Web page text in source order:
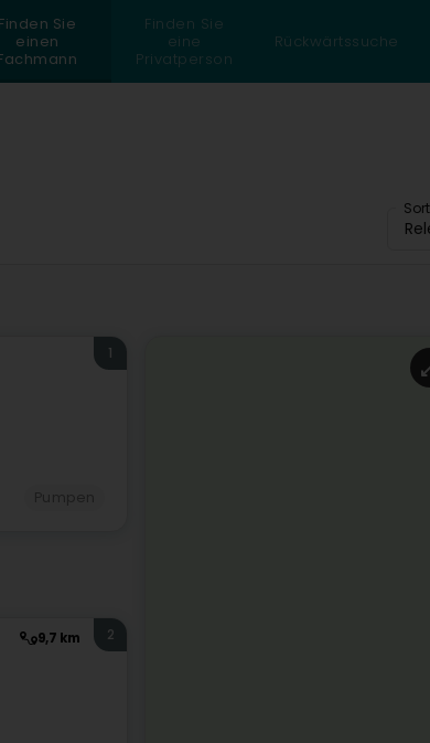
Finden Sie
einen
Finden Sie
eine
Privatperson
Rückwärtssuche
1
9,7 km 2